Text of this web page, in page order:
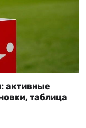
активные
таблица